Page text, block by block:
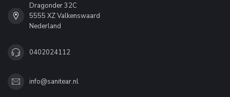
Dragonder 32C
5555 XZ Valkenswaard
Nederland
0402024112
info@sanitear.nl